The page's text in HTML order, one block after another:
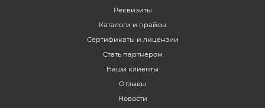
Реквизиты
Каталоги и прайсы
Сертификаты и лицензии
Стать партнером
Наши клиенты
Отзывы
Новости